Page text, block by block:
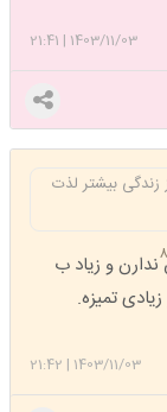
1403/11/03
|
21:41
زندگی بیشتر لذت
و زیاد ب
تمیزه.
1403/11/03
|
21:42